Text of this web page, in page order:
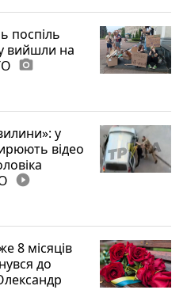
поспіль
вийшли на
photo_camera
у
відео
play_circle_filled
8 місяців
до